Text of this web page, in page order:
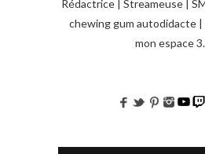
Rédactrice | Streameuse |
chewing gum autodidacte |
mon espace